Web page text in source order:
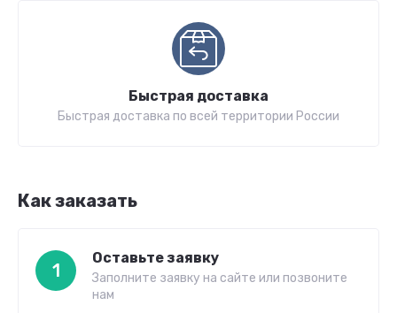
Быстрая доставка
Быстрая доставка по всей территории России
Как заказать
1
Оставьте заявку
Заполните заявку на сайте или позвоните
нам